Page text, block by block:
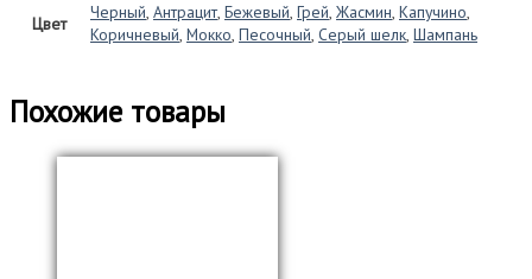
Цвет
Черный, Антрацит, Бежевый, Грей, Жасмин, Капучино,
Коричневый, Мокко, Песочный, Серый шелк, Шампань
Похожие товары